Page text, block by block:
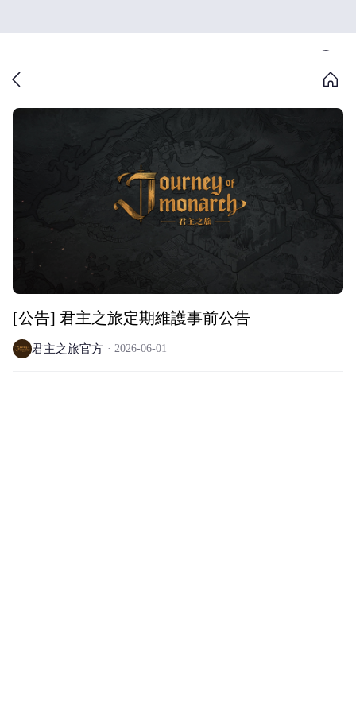
[公告] 君主之旅定期維護事前公告
君主之旅官方 2026-06-01